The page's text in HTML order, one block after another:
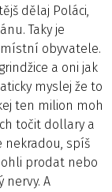
dělaj Poláci,
Taky je
obyvatele.
a oni jak
myslej že to
ten milion moh
točit dollary a
nekradou, spíš
prodat nebo
nervy. A